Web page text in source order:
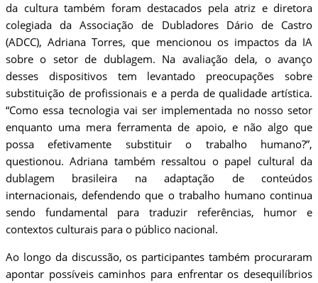
da cultura também foram destacados pela atriz e diretora
colegiada da Associação de Dubladores Dário de Castro
(ADCC), Adriana Torres, que mencionou os impactos da IA
sobre o setor de dublagem. Na avaliação dela, o avanço
desses dispositivos tem levantado preocupações sobre
substituição de profissionais e a perda de qualidade artística.
“Como essa tecnologia vai ser implementada no nosso setor
enquanto uma mera ferramenta de apoio, e não algo que
possa efetivamente substituir o trabalho humano?”,
questionou. Adriana também ressaltou o papel cultural da
dublagem brasileira na adaptação de conteúdos
internacionais, defendendo que o trabalho humano continua
sendo fundamental para traduzir referências, humor e
contextos culturais para o público nacional.
Ao longo da discussão, os participantes também procuraram
apontar possíveis caminhos para enfrentar os desequilíbrios